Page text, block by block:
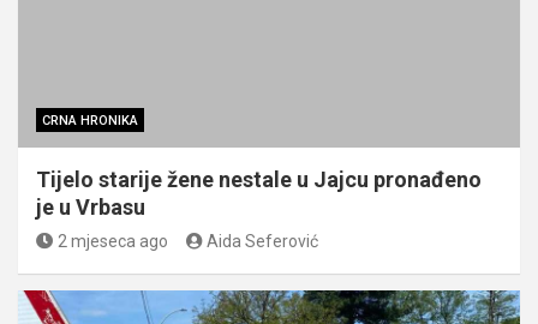
CRNA HRONIKA
Tijelo starije žene nestale u Jajcu pronađeno
je u Vrbasu
2 mjeseca ago Aida Seferović